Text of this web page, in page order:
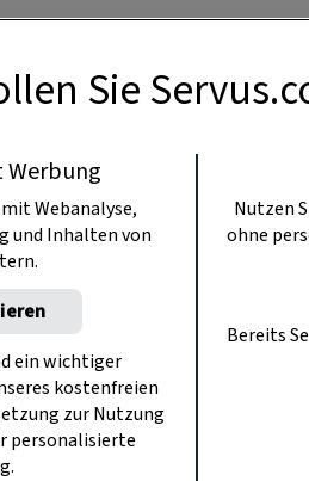
Sie
Werbung
Webanalyse,
und Inhalten von
ein wichtiger
kostenfreien
zur Nutzung
personalisierte
Nutzen
ohne
Bereits